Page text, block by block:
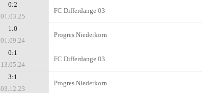
0:2
01.03.25
FC Differdange 03
1:0
01.09.24
Progres Niederkorn
0:1
13.05.24
FC Differdange 03
3:1
03.12.23
Progres Niederkorn